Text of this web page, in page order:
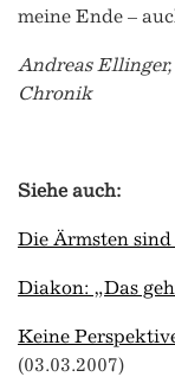
meine Ende –
Andreas
Chronik
Siehe auch:
Die Ärmsten
Diakon: „Das
Keine
(03.03.2007)